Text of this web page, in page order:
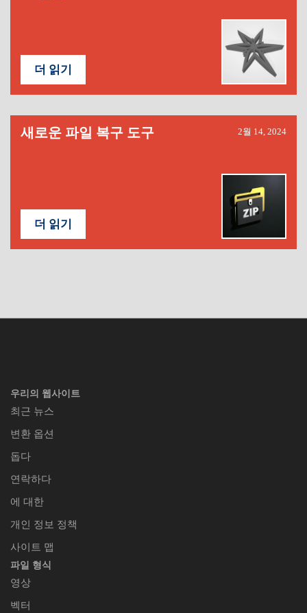
더 읽기
새로운 파일 복구 도구 2월 14, 2024
더 읽기
우리의 웹사이트
최근 뉴스
변환 옵션
돕다
연락하다
에 대한
개인 정보 정책
사이트 맵
파일 형식
영상
벡터